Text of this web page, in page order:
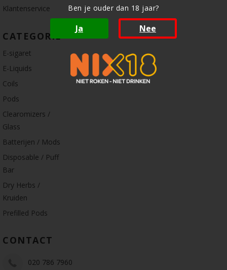
Ben je ouder dan 18 jaar?
Ja Nee
Klantenservice
CATEGORIE
E-sigaret
E-Liquids
Coils
Pods
Clearomizers /
Glass
Batterijen / Mods
Disposable / Puff
Bar
Dry Herbs /
Kruiden
Prefilled Pods
CONTACT
020 786 7960